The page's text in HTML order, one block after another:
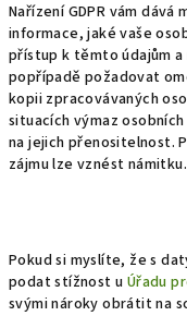
Nařízení GDPR vám
informace, jaké vaše
přístup k těmto údajům
popřípadě požadovat
kopii zpracovávaných
situacích výmaz
na jejich přenositelnost.
zájmu lze vznést námitku.
Pokud si myslíte, že s
podat stížnost u Úřadu
svými nároky obrátit na